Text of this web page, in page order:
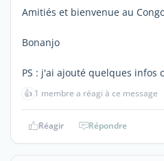
Amitiés et bienvenue au
Bonanjo
PS : j'ai ajouté quelques infos
👍 1 membre a réagi à ce message
Réagir Répondre